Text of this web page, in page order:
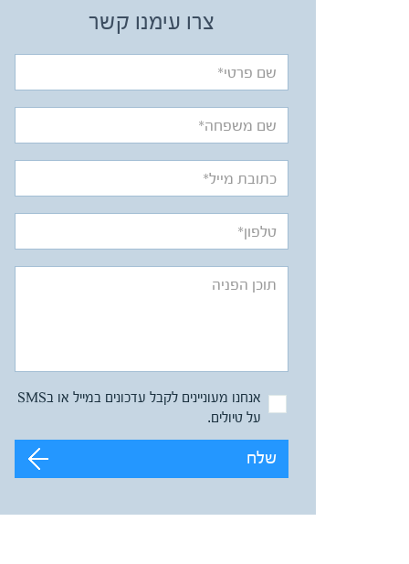
צרו עימנו קשר
אנחנו מעוניינים לקבל עדכונים במייל או בSMS
על טיולים.
שלח